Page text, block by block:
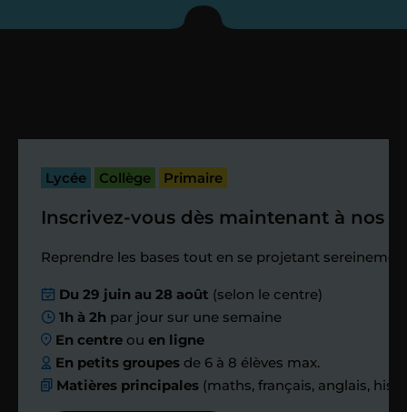
enseignant sous 72
bilan et vérifier que tout s’est bien
Étape 4
Nous planifions
ensemble des
échanges réguliers
Lycée Collège Primaire
Inscrivez-vous dès maintenant à nos
Reprendre les bases tout en se projetant
Du 29 juin au 28 août (selon le centre)
1h à 2h par jour sur une semaine
En centre ouen ligne
En petits groupes de 6 à 8 élèves max.
Matières principales (maths, français, anglais,